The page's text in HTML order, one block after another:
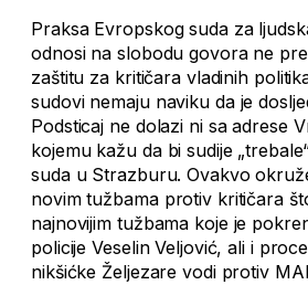
Praksa Evropskog suda za
odnosi na slobodu govora ne
zaštitu za kritičara vladinih
sudovi nemaju naviku da je
Podsticaj ne dolazi ni sa adrese
kojemu kažu da bi sudije
suda u Strazburu. Ovakvo
novim tužbama protiv kritičara
najnovijim tužbama koje je
policije Veselin Veljović, ali i
nikšićke Željezare vodi protiv